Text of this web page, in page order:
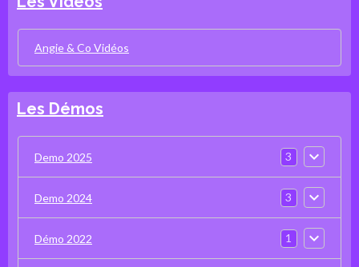
Angie & Co Vidéos
Les Démos
Demo 2025 3
Demo 2024 3
Démo 2022 1